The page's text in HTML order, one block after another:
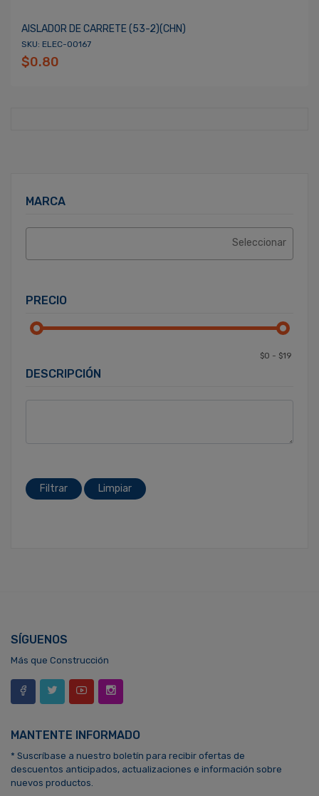
MARCA
PRECIO
DESCRIPCIÓN
Filtrar Limpiar
AISLADOR DE CARRETE (53-2)(CHN)
SKU: ELEC-00167
$0.80
SÍGUENOS
Más que Construcción
MANTENTE INFORMADO
* Suscríbase a nuestro boletín para recibir ofertas de
descuentos anticipados, actualizaciones e información sobre
nuevos productos.